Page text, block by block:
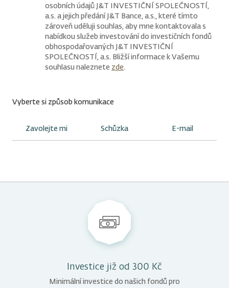
osobních údajů J&T INVESTIČNÍ SPOLEČNOSTÍ,
a.s. a jejich předání J&T Bance, a.s., které tímto
zároveň uděluji souhlas, aby mne kontaktovala s
nabídkou služeb investování do investičních fondů
obhospodařovaných J&T INVESTIČNÍ
SPOLEČNOSTÍ, a.s. Bližší informace k Vašemu
souhlasu naleznete zde.
Vyberte si způsob komunikace
Zavolejte mi Schůzka E-mail
Kdy můžete přijít?Investice již od 300 Kč
Minimální investice do našich fondů pro